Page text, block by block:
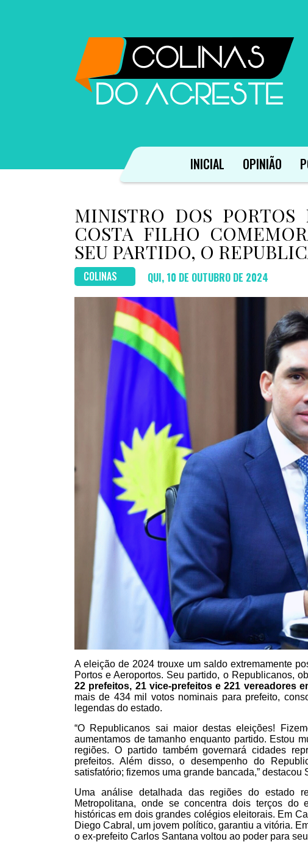
INICIAL OPINIÃO
MINISTRO DOS PORTOS
COSTA FILHO
SEU PARTIDO, O
COLINAS QUI, 10 DE OUTUBRO DE 2024
A eleição de 2024 trouxe um saldo extremamente
Portos e Aeroportos. Seu partido, o Republicanos,
22 prefeitos, 21 vice-prefeitos e 221 vereadores
mais de 434 mil votos nominais para prefeito,
legendas do estado.
“O Republicanos sai maior destas eleições!
aumentamos de tamanho enquanto partido. Estou
regiões. O partido também governará cidades
prefeitos. Além disso, o desempenho do
satisfatório; fizemos uma grande bancada,” destacou
Uma análise detalhada das regiões do estado
Metropolitana, onde se concentra dois terços do
históricas em dois grandes colégios eleitorais. Em
Diego Cabral, um jovem político, garantiu a vitória.
o ex-prefeito Carlos Santana voltou ao poder para